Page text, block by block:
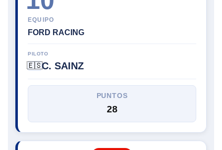
EQUIPO
FORD RACING
PILOTO
🇪🇸C. SAINZ
PUNTOS
28